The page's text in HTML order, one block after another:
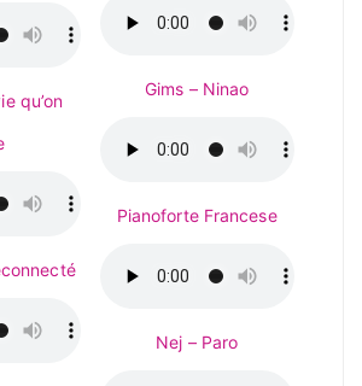
qu’on
Gims – Ninao
Pianoforte Francese
Nej – Paro